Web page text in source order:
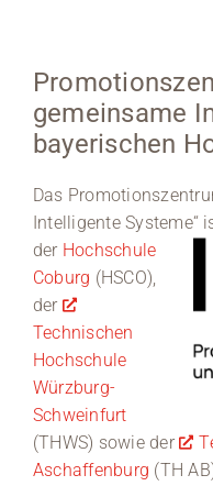
Stellenangebote
News
Veranstaltungen
gemeinsame
bayerischen
Das
Intelligente Systeme“
der Hochschule
Coburg (HSCO),
der
Technischen
Hochschule
Würzburg-
Schweinfurt
(THWS) sowie der
Aschaffenburg (TH